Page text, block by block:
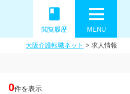
MENU
book
閲覧履歴
大阪介護転職ネット > 求人情報
0件を表示